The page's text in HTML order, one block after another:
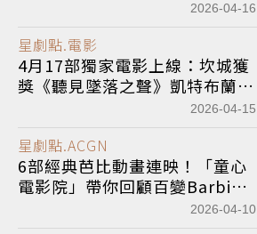
2026-04-16
星劇點.電影
4月17部獨家電影上線：坎城獲
獎《聽見墜落之聲》凱特布蘭琪
《靈異大逆轉》宋智孝《鐵窗後
2026-04-15
星劇點.ACGN
6部經典芭比動畫連映！「童心
電影院」帶你回顧百變Barbie
2026-04-10